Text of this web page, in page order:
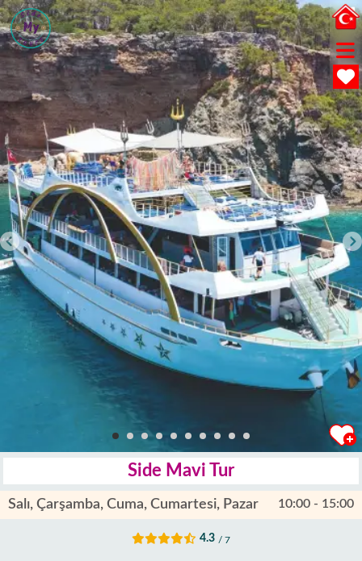
Side Mavi Tur
Salı, Çarşamba, Cuma, Cumartesi, Pazar 10:00 - 15:00
4.3 / 7